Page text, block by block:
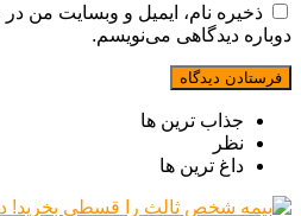
ذخیره نام، ایمیل و وبسایت من
دوباره دیدگاهی می‌نویسم.
جذاب ترین ها
نظر
داغ ترین ها